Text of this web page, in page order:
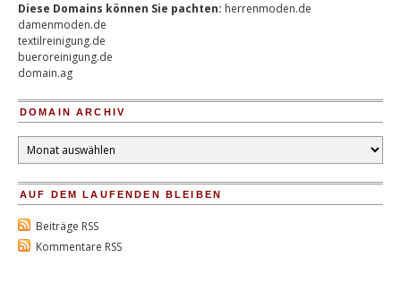
Diese Domains können Sie pachten: herrenmoden.de
damenmoden.de
textilreinigung.de
bueroreinigung.de
domain.ag
DOMAIN ARCHIV
Domain
Archiv
AUF DEM LAUFENDEN BLEIBEN
Beiträge RSS
Kommentare RSS